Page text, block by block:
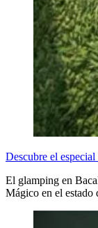
Descubre el
El glamping en
Mágico en el